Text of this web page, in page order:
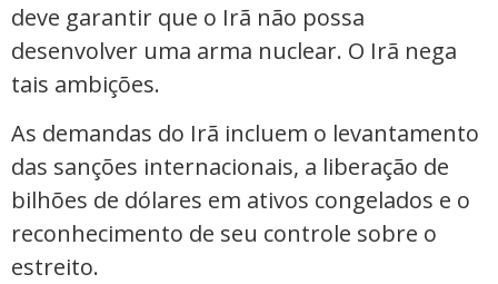
deve garantir que o Irã não possa
desenvolver uma arma nuclear. O Irã nega
tais ambições.
As demandas do Irã incluem o levantamento
das sanções internacionais, a liberação de
bilhões de dólares em ativos congelados e o
reconhecimento de seu controle sobre o
estreito.